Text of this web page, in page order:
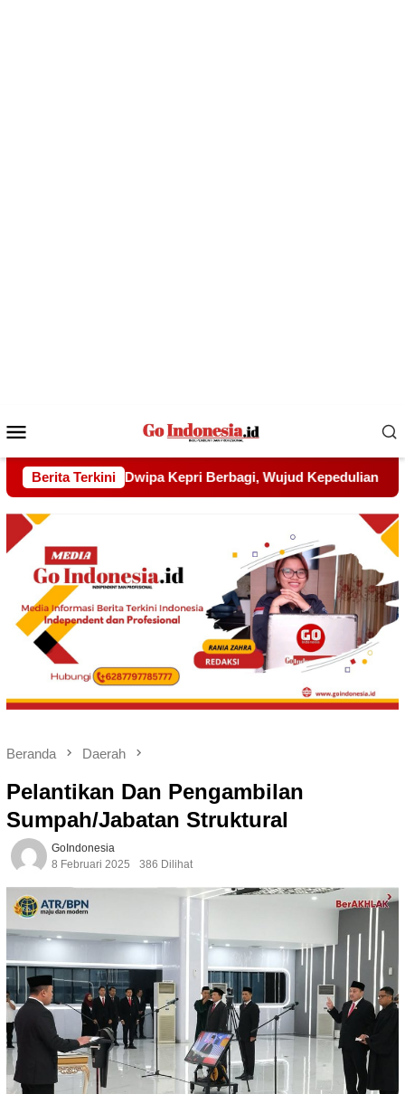
Mobile
Berita Terkini
Kepedulian kepada Pondok Tahfidz Yatim dan Dhuafa Al-
Beranda Daerah
Pelantikan Dan Pengambilan
Sumpah/Jabatan Struktural
GoIndonesia
8 Februari 2025
386 Dilihat